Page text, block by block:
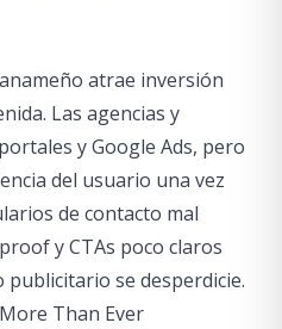
atrae inversión
Las agencias y
y Google Ads, pero
del usuario una vez
de contacto mal
y CTAs poco claros
se desperdicie.
Than Ever